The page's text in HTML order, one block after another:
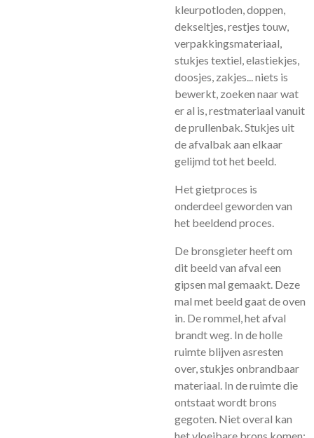
kleurpotloden, doppen,
dekseltjes, restjes touw,
verpakkingsmateriaal,
stukjes textiel, elastiekjes,
doosjes, zakjes... niets is
bewerkt, zoeken naar wat
er al is, restmateriaal vanuit
de prullenbak. Stukjes uit
de afvalbak aan elkaar
gelijmd tot het beeld.
Het gietproces is
onderdeel geworden van
het beeldend proces.
De bronsgieter heeft om
dit beeld van afval een
gipsen mal gemaakt. Deze
mal met beeld gaat de oven
in. De rommel, het afval
brandt weg. In de holle
ruimte blijven asresten
over, stukjes onbrandbaar
materiaal. In de ruimte die
ontstaat wordt brons
gegoten. Niet overal kan